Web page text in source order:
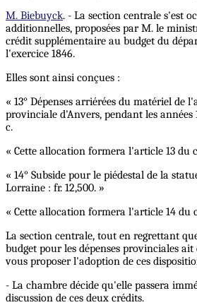
M. Biebuyck. - La section centrale s'est
additionnelles, proposées par M. le
crédit supplémentaire au budget du
l'exercice 1846.
Elles sont ainsi conçues :
« 13° Dépenses arriérées du matériel de
provinciale d'Anvers, pendant les années
c.
« Cette allocation formera l'article 13 du
« 14° Subside pour le piédestal de la
Lorraine : fr. 12,500. »
« Cette allocation formera l'article 14 du
La section centrale, tout en regrettant
budget pour les dépenses provinciales ait
vous proposer l'adoption de ces
- La chambre décide qu'elle passera
discussion de ces deux crédits.